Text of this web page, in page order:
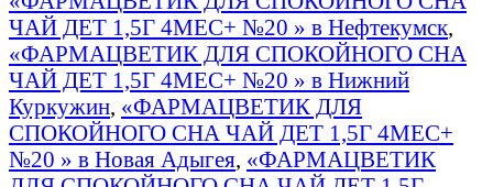
ЧАЙ ДЕТ 1,5Г 4МЕС+ №20 » в Нефтекумск,
«ФАРМАЦВЕТИК ДЛЯ СПОКОЙНОГО СНА
ЧАЙ ДЕТ 1,5Г 4МЕС+ №20 » в Нижний
Куркужин, «ФАРМАЦВЕТИК ДЛЯ
СПОКОЙНОГО СНА ЧАЙ ДЕТ 1,5Г 4МЕС+
№20 » в Новая Адыгея, «ФАРМАЦВЕТИК